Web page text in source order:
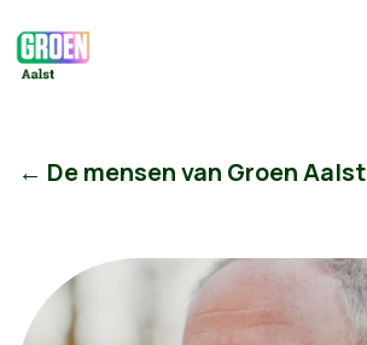
← De mensen van Groen Aalst